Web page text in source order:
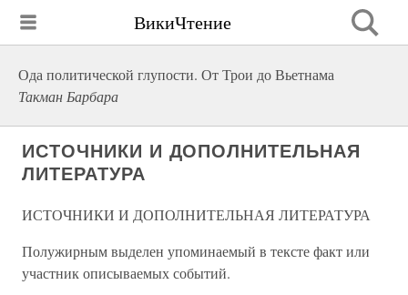
ВикиЧтение
Ода политической глупости. От Трои до Вьетнама
Такман Барбара
ИСТОЧНИКИ И ДОПОЛНИТЕЛЬНАЯ
ЛИТЕРАТУРА
ИСТОЧНИКИ И ДОПОЛНИТЕЛЬНАЯ ЛИТЕРАТУРА
Полужирным выделен упоминаемый в тексте факт или
участник описываемых событий.